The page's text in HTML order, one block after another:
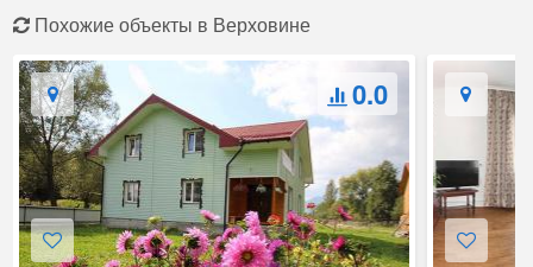
Похожие объекты в Верховине
0.0